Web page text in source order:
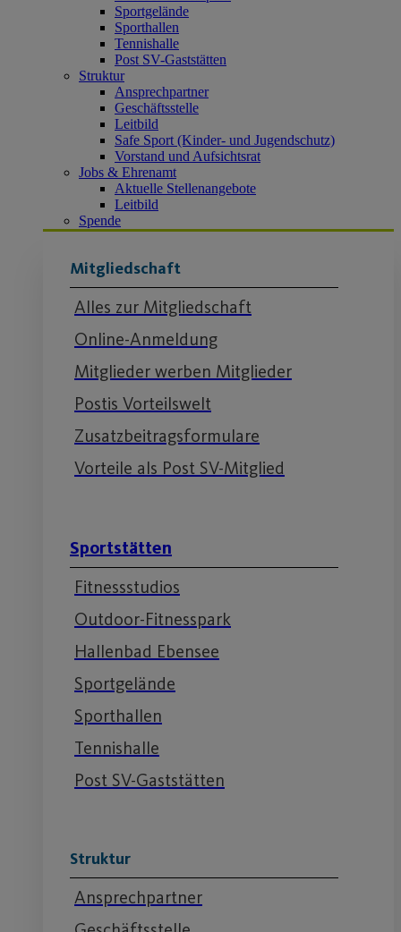
Sportgelände
Sporthallen
Tennishalle
Post SV-Gaststätten
Struktur
Ansprechpartner
Geschäftsstelle
Leitbild
Safe Sport (Kinder- und Jugendschutz)
Vorstand und Aufsichtsrat
Jobs & Ehrenamt
Aktuelle Stellenangebote
Leitbild
Spende
Mitgliedschaft
Alles zur Mitgliedschaft
Online-Anmeldung
Mitglieder werben Mitglieder
Postis Vorteilswelt
Zusatzbeitragsformulare
Vorteile als Post SV-Mitglied
Sportstätten
Fitnessstudios
Outdoor-Fitnesspark
Hallenbad Ebensee
Sportgelände
Sporthallen
Tennishalle
Post SV-Gaststätten
Struktur
Ansprechpartner